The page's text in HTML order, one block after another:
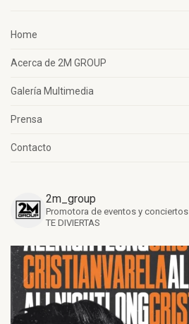
Home
Acerca de 2M GROUP
Galería Multimedia
Prensa
Contacto
2m_group
Promotora de eventos y conciertos
TE DIVIERTAS